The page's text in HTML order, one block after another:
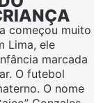
começou muito
Lima, ele
marcada
O futebol
O nome